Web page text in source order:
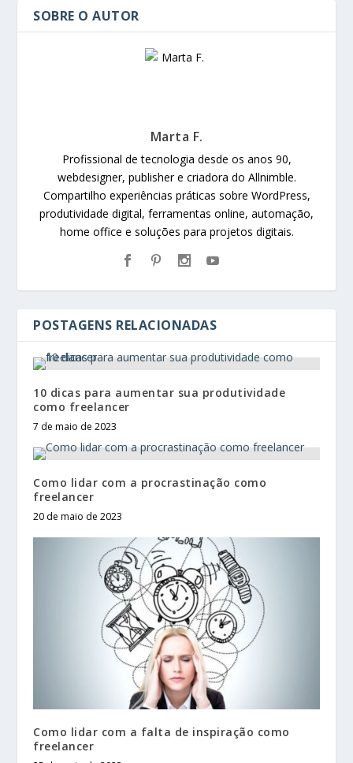
SOBRE O AUTOR
Marta F.
Profissional de tecnologia desde os anos 90,
webdesigner, publisher e criadora do Allnimble.
Compartilho experiências práticas sobre WordPress,
produtividade digital, ferramentas online, automação,
home office e soluções para projetos digitais.
POSTAGENS RELACIONADAS
10 dicas para aumentar sua produtividade
como freelancer
7 de maio de 2023
Como lidar com a procrastinação como
freelancer
20 de maio de 2023
Como lidar com a falta de inspiração como
freelancer